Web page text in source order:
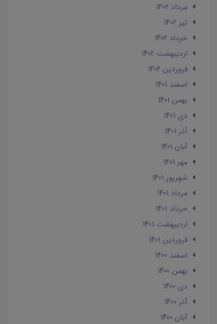
مرداد 1402
تير 1402
خرداد 1402
ارديبهشت 1402
فروردین 1402
اسفند 1401
بهمن 1401
دی 1401
آذر 1401
آبان 1401
مهر 1401
شهریور 1401
مرداد 1401
خرداد 1401
ارديبهشت 1401
فروردین 1401
اسفند 1400
بهمن 1400
دی 1400
آذر 1400
آبان 1400